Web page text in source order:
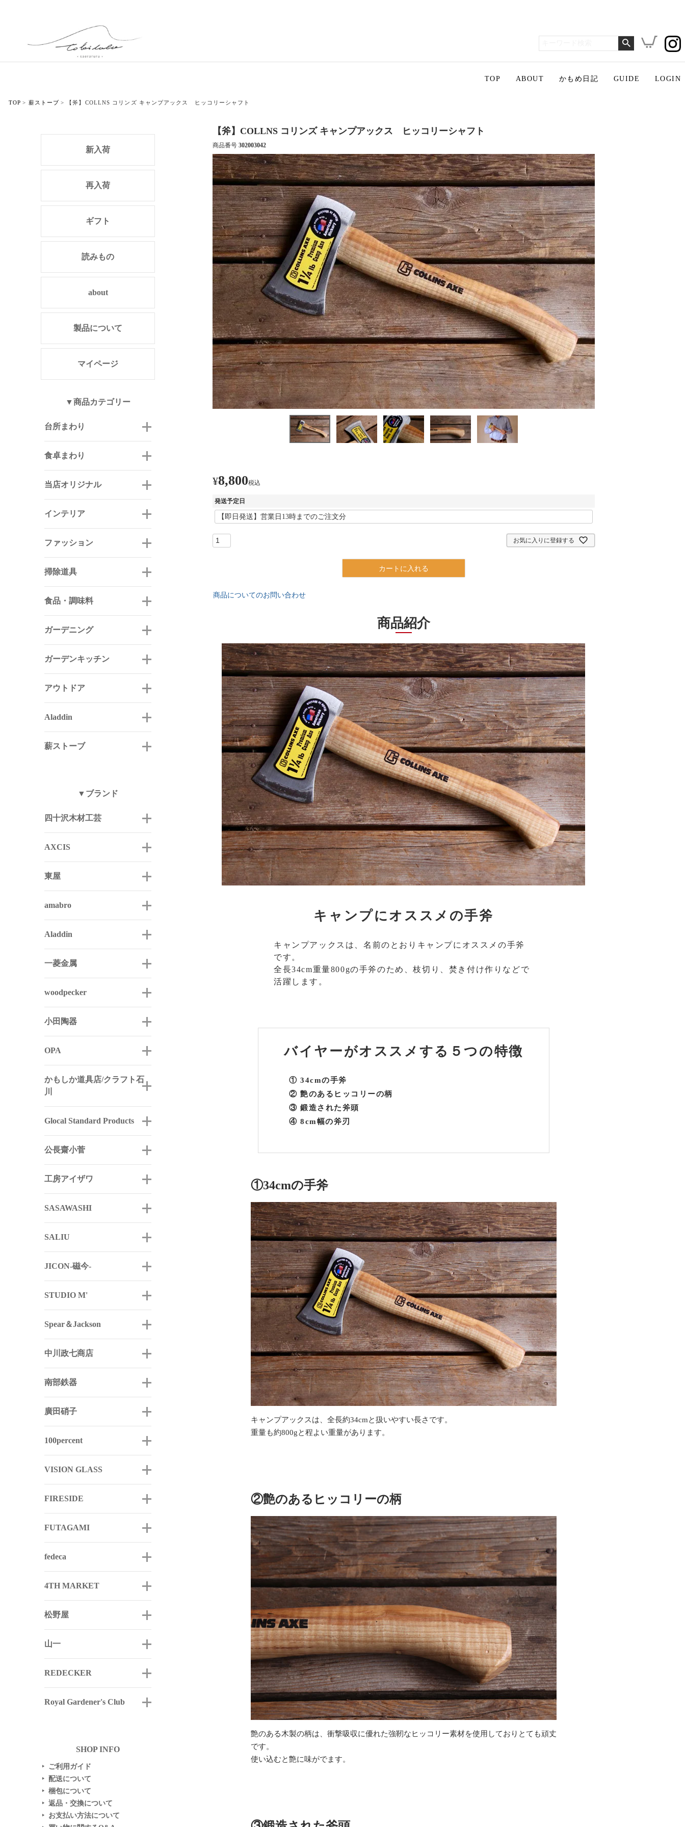
TOP ABOUT かもめ日記 GUIDE LOGIN
TOP 薪ストーブ 【斧】COLLNS コリンズ キャンプアックス ヒッコリーシャフト
新入荷
再入荷
ギフト
読みもの
about
製品について
マイページ
▼商品カテゴリー
台所まわり
食卓まわり
当店オリジナル
インテリア
ファッション
掃除道具
食品・調味料
ガーデニング
ガーデンキッチン
アウトドア
Aladdin
薪ストーブ
▼ブランド
四十沢木材工芸
AXCIS
東屋
amabro
Aladdin
一菱金属
woodpecker
小田陶器
OPA
かもしか道具店/クラフト石
川
Glocal Standard Products
公長齋小菅
工房アイザワ
SASAWASHI
SALIU
JICON-磁今-
STUDIO M'
Spear＆Jackson
中川政七商店
南部鉄器
廣田硝子
100percent
VISION GLASS
FIRESIDE
FUTAGAMI
fedeca
4TH MARKET
松野屋
山一
REDECKER
Royal Gardener's Club
SHOP INFO
▶ ご利用ガイド
▶ 配送について
▶ 梱包について
▶ 返品・交換について
▶ お支払い方法について
【斧】COLLNS コリンズ キャンプアックス ヒッコリーシャフト
商品番号 302003042
¥8,800税込
発送予定日
お気に入りに登録する
カートに入れる
商品についてのお問い合わせ
商品紹介
キャンプにオススメの手斧
キャンプアックスは、名前のとおりキャンプにオススメの手斧
です。
全長34cm重量800gの手斧のため、枝切り、焚き付け作りなどで
活躍します。
バイヤーがオススメする ５つの特徴
① 34cmの手斧
② 艶のあるヒッコリーの柄
③ 鍛造された斧頭
④ 8cm幅の斧刃
①34cmの手斧
キャンプアックスは、全長約34cmと扱いやすい長さです。
重量も約800gと程よい重量があります。
②艶のあるヒッコリーの柄
艶のある木製の柄は、衝撃吸収に優れた強靭なヒッコリー素材を使用しておりとても頑丈
です。
使い込むと艶に味がでます。